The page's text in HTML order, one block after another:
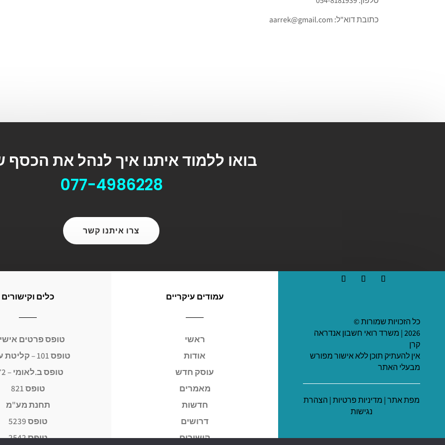
כתובת דוא"ל: aarrek@gmail.com
בואו ללמוד איתנו איך לנהל את
077-4986228
צרו איתנו קשר
כלים וקישורים
טופס פרטים
טופס 101 – קליטת עובד
טופס ב.לאומי – 672
טופס 821
תחנת מע"מ
טופס 5239
טופס 2542
עמודים עיקריים
ראשי
אודות
עוסק חדש
מאמרים
חדשות
דרושים
קישורים
כל הזכויות שמורות ©
2026 | משרד רואי חשבון אנדראה
קרן
אין להעתיק תוכן ללא אישור מפורש
מבעלי האתר
מפת אתר| מדיניות פרטיות| הצהרת
נגישות